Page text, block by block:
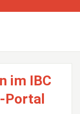
im IBC
Portal